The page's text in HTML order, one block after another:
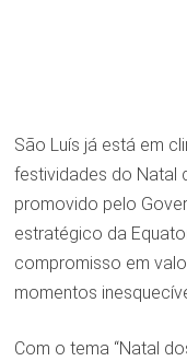
São Luís já está em
festividades do Natal
promovido pelo
estratégico da
compromisso em
momentos
Com o tema “Natal